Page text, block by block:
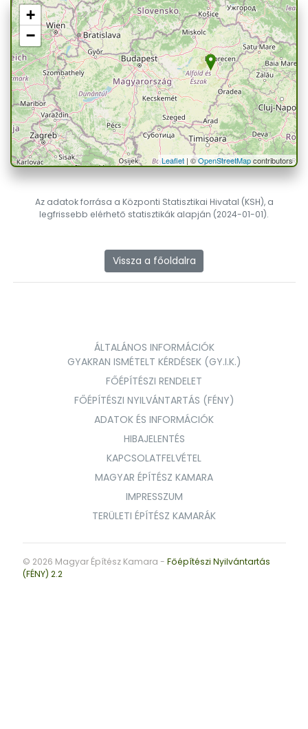
+
−
Leaflet| ©OpenStreetMapcontributors
Az adatok forrása a Központi Statisztikai Hivatal (KSH), a
legfrissebb elérhető statisztikák alapján (2024-01-01).
Vissza a főoldalra
ÁLTALÁNOS INFORMÁCIÓK
GYAKRAN ISMÉTELT KÉRDÉSEK (GY.I.K.)
FŐÉPÍTÉSZI RENDELET
FŐÉPÍTÉSZI NYILVÁNTARTÁS (FÉNY)
ADATOK ÉS INFORMÁCIÓK
HIBAJELENTÉS
KAPCSOLATFELVÉTEL
MAGYAR ÉPÍTÉSZ KAMARA
IMPRESSZUM
TERÜLETI ÉPÍTÉSZ KAMARÁK
© 2026 Magyar Építész Kamara - Főépítészi Nyilvántartás
(FÉNY) 2.2